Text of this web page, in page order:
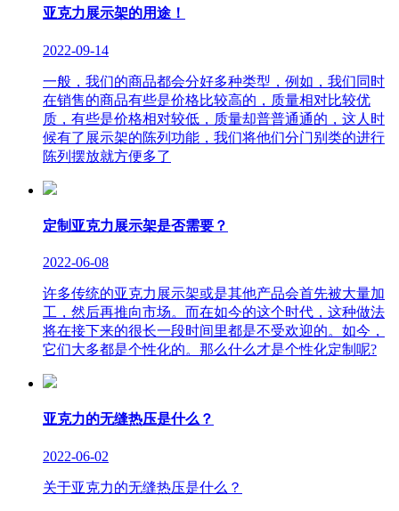
亚克力展示架的用途！
2022-09-14
一般，我们的商品都会分好多种类型，例如，我们同时
在销售的商品有些是价格比较高的，质量相对比较优
质，有些是价格相对较低，质量却普普通通的，这人时
候有了展示架的陈列功能，我们将他们分门别类的进行
陈列摆放就方便多了
定制亚克力展示架是否需要？
2022-06-08
许多传统的亚克力展示架或是其他产品会首先被大量加
工，然后再推向市场。而在如今的这个时代，这种做法
将在接下来的很长一段时间里都是不受欢迎的。如今，
它们大多都是个性化的。那么什么才是个性化定制呢?
亚克力的无缝热压是什么？
2022-06-02
关于亚克力的无缝热压是什么？